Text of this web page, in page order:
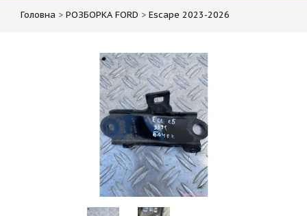
Головна > РОЗБОРКА FORD > Escape 2023-2026